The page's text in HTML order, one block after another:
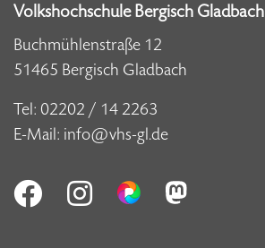
Volkshochschule Bergisch Gladbach
Buchmühlenstraße 12
51465 Bergisch Gladbach
Tel: 02202 / 14 2263
E-Mail: info@vhs-gl.de